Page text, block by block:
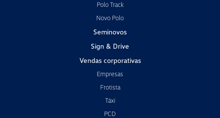
Polo Track
Novo Polo
Seminovos
Sign & Drive
Vendas corporativas
Empresas
Frotista
Táxi
PCD